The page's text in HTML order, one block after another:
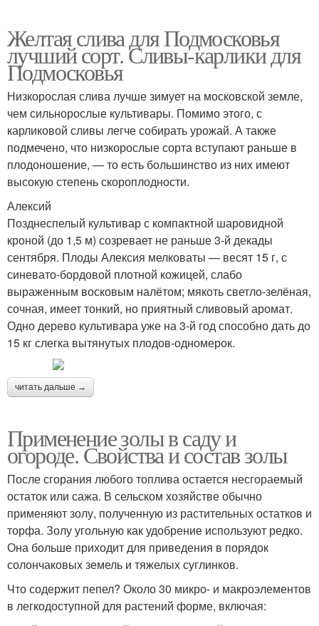
Желтая слива для Подмосковья
лучший сорт. Сливы-карлики для
Подмосковья
Низкорослая слива лучше зимует на московской земле,
чем сильнорослые культивары. Помимо этого, с
карликовой сливы легче собирать урожай. А также
подмечено, что низкорослые сорта вступают раньше в
плодоношение, — то есть большинство из них имеют
высокую степень скороплодности.
Алексий
Позднеспелый культивар с компактной шаровидной
кроной (до 1,5 м) созревает не раньше 3-й декады
сентября. Плоды Алексия мелковаты — весят 15 г, с
синевато-бордовой плотной кожицей, слабо
выраженным восковым налётом; мякоть светло-зелёная,
сочная, имеет тонкий, но приятный сливовый аромат.
Одно дерево культивара уже на 3-й год способно дать до
15 кг слегка вытянутых плодов-одномерок.
читать дальше →
Применение золы в саду и
огороде. Свойства и состав золы
После сгорания любого топлива остается несгораемый
остаток или сажа. В сельском хозяйстве обычно
применяют золу, полученную из растительных остатков и
торфа. Золу угольную как удобрение используют редко.
Она больше приходит для приведения в порядок
солончаковых земель и тяжелых суглинков.
Что содержит пепел? Около 30 микро- и макроэлементов
в легкодоступной для растений форме, включая: